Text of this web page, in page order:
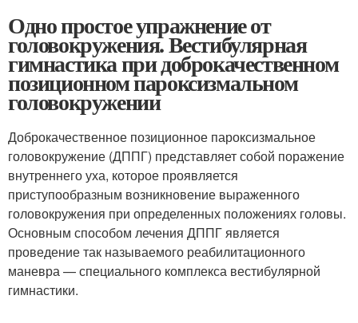
Одно простое упражнение от
головокружения. Вестибулярная
гимнастика при доброкачественном
позиционном пароксизмальном
головокружении
Доброкачественное позиционное пароксизмальное
головокружение (ДППГ) представляет собой поражение
внутреннего уха, которое проявляется
приступообразным возникновение выраженного
головокружения при определенных положениях головы.
Основным способом лечения ДППГ является
проведение так называемого реабилитационного
маневра — специального комплекса вестибулярной
гимнастики.